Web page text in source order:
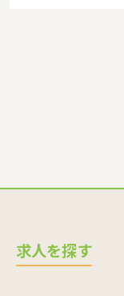
求人を探す